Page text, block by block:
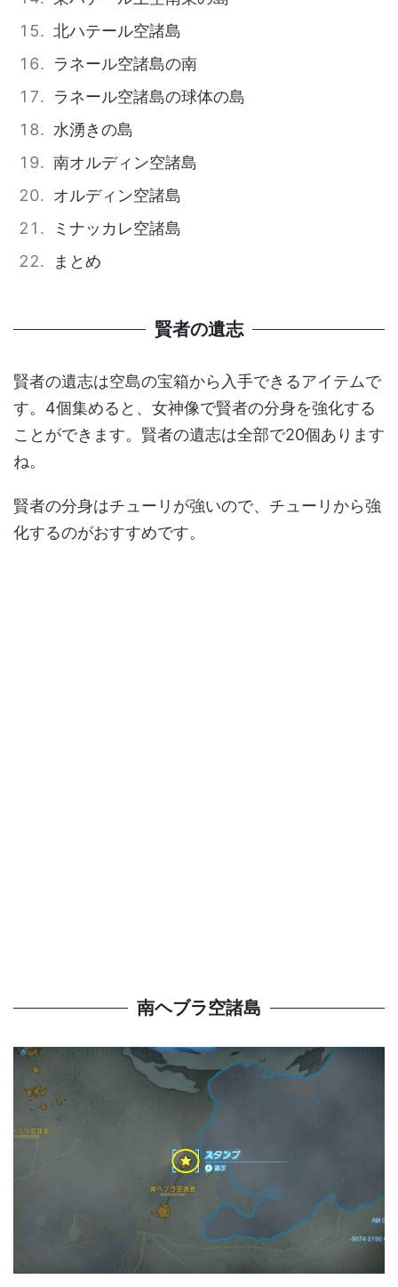
北ハテール空諸島
ラネール空諸島の南
ラネール空諸島の球体の島
水湧きの島
南オルディン空諸島
オルディン空諸島
ミナッカレ空諸島
まとめ
賢者の遺志
賢者の遺志は空島の宝箱から入手できるアイテムで
す。4個集めると、女神像で賢者の分身を強化する
ことができます。賢者の遺志は全部で20個あります
ね。
賢者の分身はチューリが強いので、チューリから強
化するのがおすすめです。
南ヘブラ空諸島